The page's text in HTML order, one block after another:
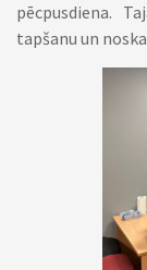
pēcpusdiena.
tapšanu un